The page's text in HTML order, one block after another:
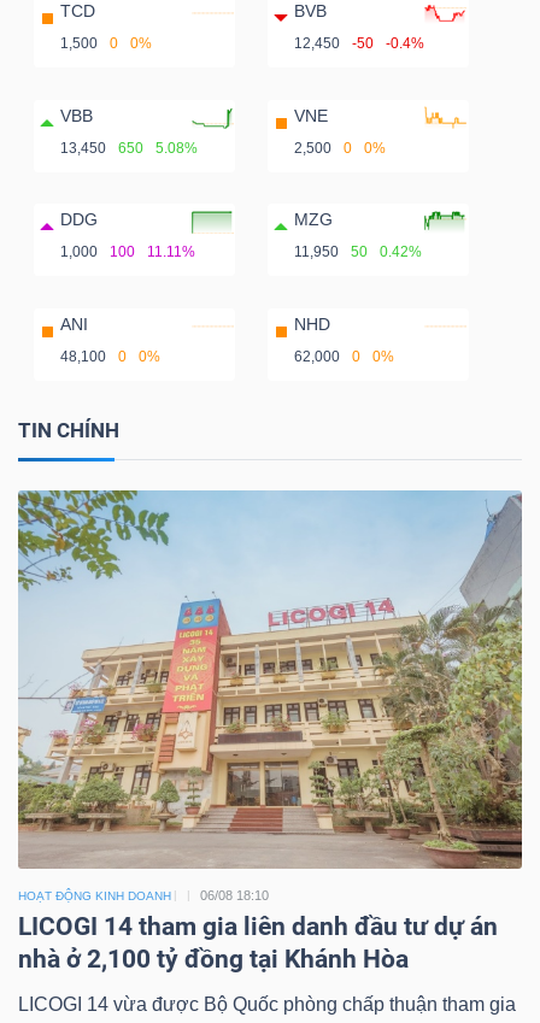
TCD
1,500 0 0%
BVB
12,450 -50 -0.4%
VBB
13,450 650 5.08%
VNE
2,500 0 0%
DDG
1,000 100 11.11%
MZG
11,950 50 0.42%
ANI
48,100 0 0%
NHD
62,000 0 0%
TIN CHÍNH
HOẠT ĐỘNG KINH DOANH 06/08 18:10
LICOGI 14 tham gia liên danh đầu tư dự án
nhà ở 2,100 tỷ đồng tại Khánh Hòa
LICOGI 14 vừa được Bộ Quốc phòng chấp thuận tham gia